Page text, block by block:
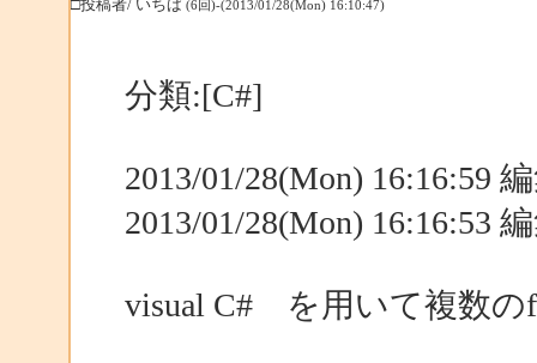
□投稿者/ いちば (6回)-(2013/01/28(Mon) 16:10:47)
分類:[C#]
2013/01/28(Mon) 16:16:59
2013/01/28(Mon) 16:16:53
visual C# を用いて複数の